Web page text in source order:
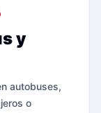
y
autobuses,
o